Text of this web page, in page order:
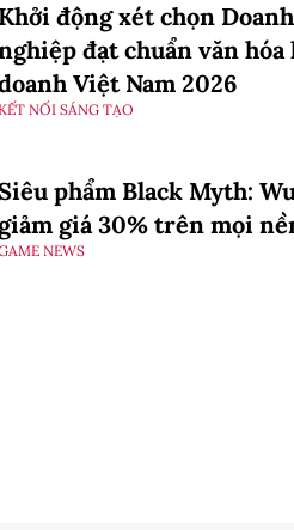
động xét chọn Doanh
đạt chuẩn văn
Việt Nam 2026
NỐI SÁNG TẠO
phẩm Black Myth:
giá 30% trên mọi
NEWS